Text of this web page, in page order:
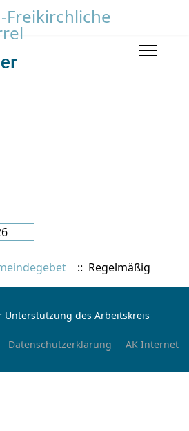
:: Regelmäßig
des Arbeitskreis
Datenschutzerklärung AK Internet